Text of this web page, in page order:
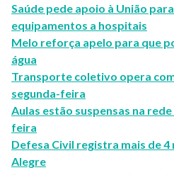
Saúde pede apoio à União
equipamentos a hospitais
Melo reforça apelo para que
água
Transporte coletivo opera
segunda-feira
Aulas estão suspensas na
feira
Defesa Civil registra mais de
Alegre